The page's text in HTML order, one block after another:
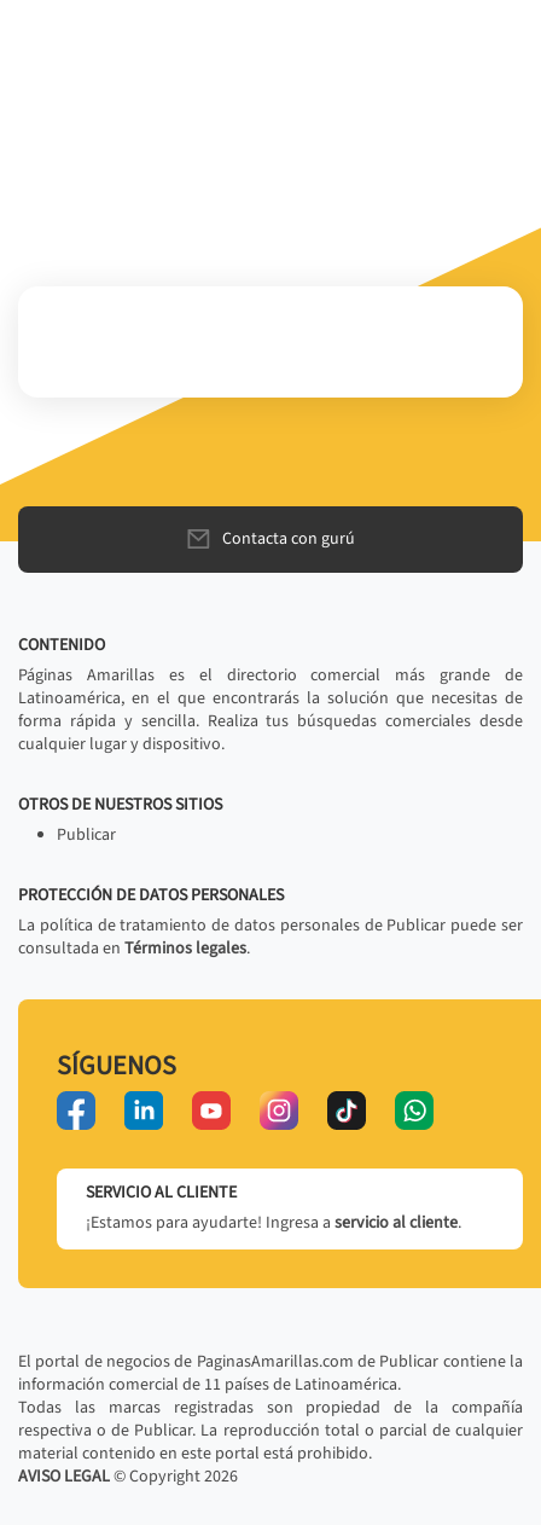
Contacta con gurú
CONTENIDO
Páginas Amarillas es el directorio comercial más grande de
Latinoamérica, en el que encontrarás la solución que necesitas de
forma rápida y sencilla. Realiza tus búsquedas comerciales desde
cualquier lugar y dispositivo.
OTROS DE NUESTROS SITIOS
Publicar
PROTECCIÓN DE DATOS PERSONALES
La política de tratamiento de datos personales de Publicar puede ser
consultada en Términos legales.
SÍGUENOS
SERVICIO AL CLIENTE
¡Estamos para ayudarte! Ingresa a servicio al cliente.
El portal de negocios de PaginasAmarillas.com de Publicar contiene la
información comercial de 11 países de Latinoamérica.
Todas las marcas registradas son propiedad de la compañía
respectiva o de Publicar. La reproducción total o parcial de cualquier
material contenido en este portal está prohibido.
AVISO LEGAL© Copyright2026